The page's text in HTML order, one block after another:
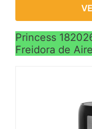
Princess
Freidora de